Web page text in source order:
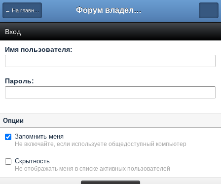
← На главную Форум владельцев интернет-магазинов
Вход
Имя пользователя:
Пароль:
Опции
Запомнить меня
Не включайте, если используете общедоступный компьютер
Скрытность
Не отображать меня в списке активных пользователей